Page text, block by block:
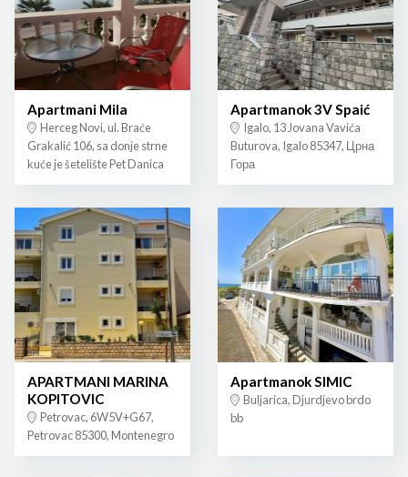
Apartmani Mila
Herceg Novi, ul. Braće
Grakalić 106, sa donje strne
kuće je šetelište Pet Danica
Apartmanok 3V Spaić
Igalo, 13 Jovana Vavića
Buturova, Igalo 85347, Црна
Гора
APARTMANI MARINA
KOPITOVIC
Petrovac, 6W5V+G67,
Petrovac 85300, Montenegro
Apartmanok SIMIC
Buljarica, Djurdjevo brdo
bb